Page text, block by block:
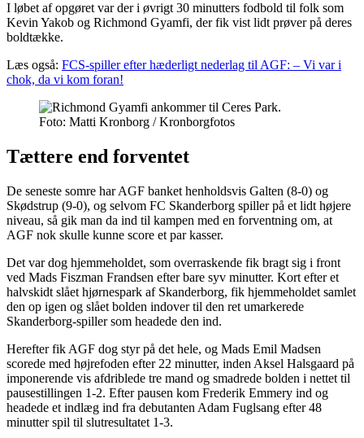
I løbet af opgøret var der i øvrigt 30 minutters fodbold til folk som
Kevin Yakob og Richmond Gyamfi, der fik vist lidt prøver på deres
boldtække.
Læs også: FCS-spiller efter hæderligt nederlag til AGF: – Vi var i
chok, da vi kom foran!
Foto: Matti Kronborg / Kronborgfotos
Tættere end forventet
De seneste somre har AGF banket henholdsvis Galten (8-0) og
Skødstrup (9-0), og selvom FC Skanderborg spiller på et lidt højere
niveau, så gik man da ind til kampen med en forventning om, at
AGF nok skulle kunne score et par kasser.
Det var dog hjemmeholdet, som overraskende fik bragt sig i front
ved Mads Fiszman Frandsen efter bare syv minutter. Kort efter et
halvskidt slået hjørnespark af Skanderborg, fik hjemmeholdet samlet
den op igen og slået bolden indover til den ret umarkerede
Skanderborg-spiller som headede den ind.
Herefter fik AGF dog styr på det hele, og Mads Emil Madsen
scorede med højrefoden efter 22 minutter, inden Aksel Halsgaard på
imponerende vis afdriblede tre mand og smadrede bolden i nettet til
pausestillingen 1-2. Efter pausen kom Frederik Emmery ind og
headede et indlæg ind fra debutanten Adam Fuglsang efter 48
minutter spil til slutresultatet 1-3.